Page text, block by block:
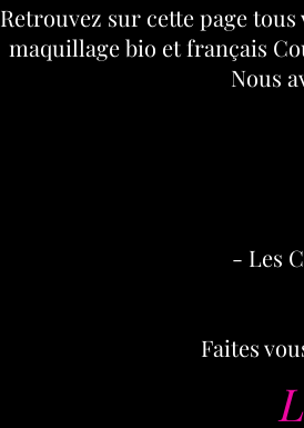
Retrouvez sur cette page
maquillage bio et français
Nous
- Les
Faites